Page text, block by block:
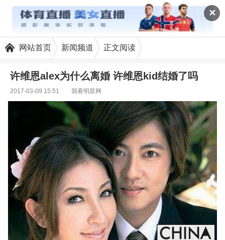
✕
网站首页 新闻频道 正文阅读
许维恩alex为什么离婚 许维恩kid结婚了吗
2017-03-09 15:51 我看明星网